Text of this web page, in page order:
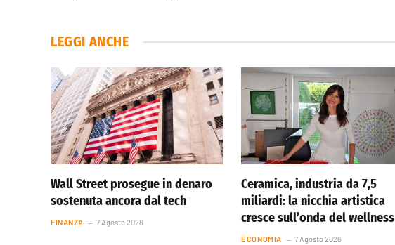
LEGGI ANCHE
Wall Street prosegue in denaro
sostenuta ancora dal tech
FINANZA 7 Agosto 2026
Ceramica, industria da 7,5
miliardi: la nicchia artistica
cresce sull’onda del wellness
ECONOMIA 7 Agosto 2026